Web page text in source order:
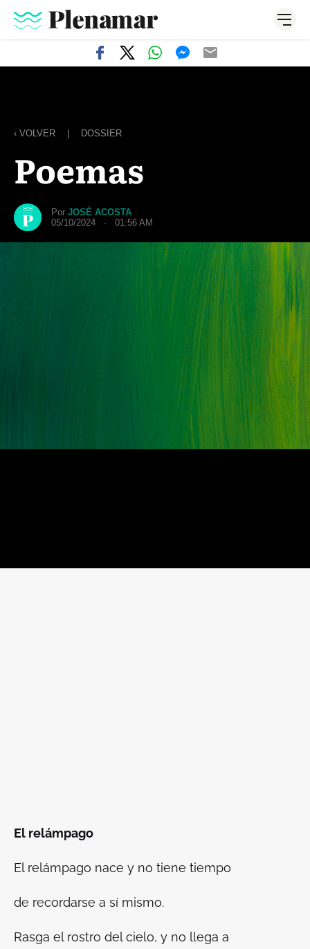
‹ VOLVER DOSSIER
Poemas
Por JOSÉ ACOSTA
05/10/2024 · 01:56 AM
El relámpago
El relámpago nace y no tiene tiempo
de recordarse a sí mismo.
Rasga el rostro del cielo, y no llega a